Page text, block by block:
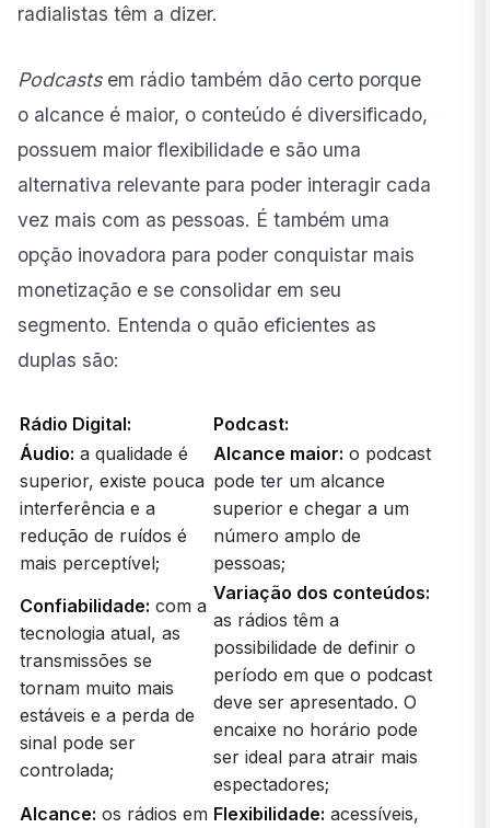
radialistas têm a dizer.
Podcastsem rádio também dão certo porque
o alcance é maior, o conteúdo é diversificado,
possuem maior flexibilidade e são uma
alternativa relevante para poder interagir cada
vez mais com as pessoas. É também uma
opção inovadora para poder conquistar mais
monetização e se consolidar em seu
segmento. Entenda o quão eficientes as
duplas são:
Rádio Digital:
Podcast:
Áudio: a qualidade é
superior, existe pouca
interferência e a
redução de ruídos é
mais perceptível;
Alcance maior: o podcast
pode ter um alcance
superior e chegar a um
número amplo de
pessoas;
Confiabilidade: com a
tecnologia atual, as
transmissões se
tornam muito mais
estáveis e a perda de
sinal pode ser
controlada;
Variação dos conteúdos:
as rádios têm a
possibilidade de definir o
período em que o podcast
deve ser apresentado. O
encaixe no horário pode
ser ideal para atrair mais
espectadores;
Alcance: os rádios em Flexibilidade: acessíveis,